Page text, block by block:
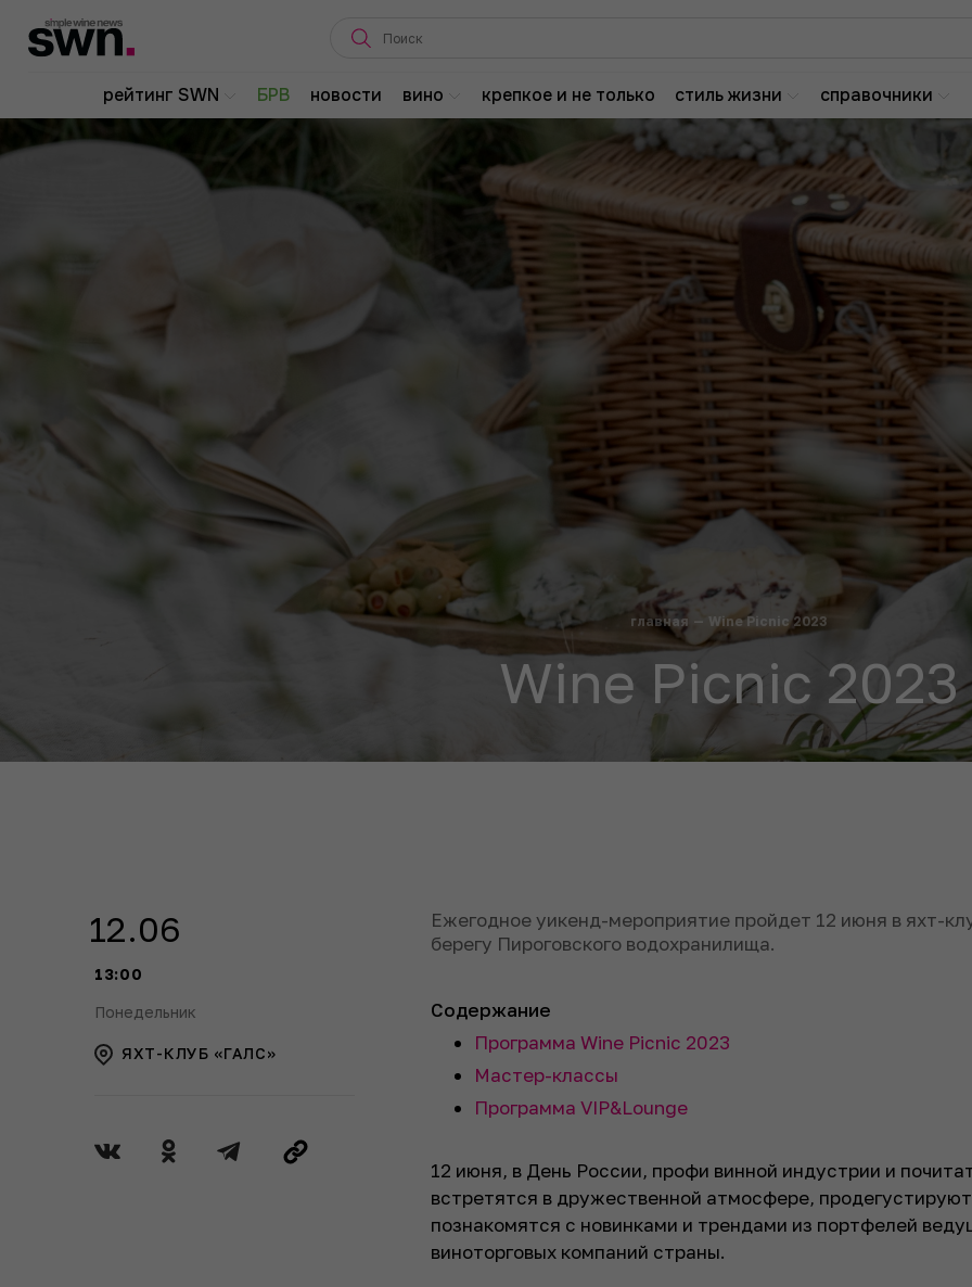
рейтинг SWN БРВ новости вино крепкое и не только стиль жизни справочники
главная — Wine Picnic 2023
Wine Picnic 2023
12.06
13:00
Понедельник
ЯХТ-КЛУБ «ГАЛС»
Ежегодное уикенд-мероприятие пройдет 12 июня в яхт-
берегу Пироговского водохранилища.
Содержание
Программа Wine Picnic 2023
Мастер-классы
Программа VIP&Lounge
12 июня, в День России, профи винной индустрии и
встретятся в дружественной атмосфере,
познакомятся с новинками и трендами из портфелей
виноторговых компаний страны.